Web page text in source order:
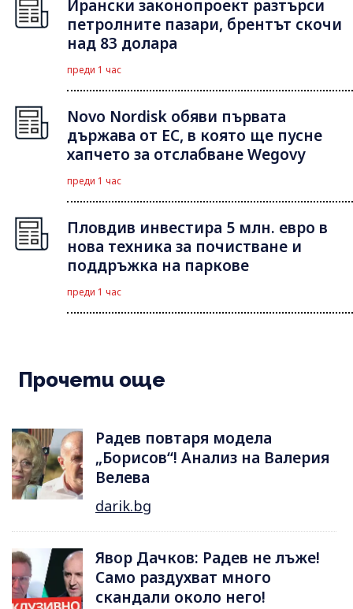
Ирански законопроект разтърси
петролните пазари, брентът скочи
над 83 долара
преди 1 час
Novo Nordisk обяви първата
държава от ЕС, в която ще пусне
хапчето за отслабване Wegovy
преди 1 час
Пловдив инвестира 5 млн. евро в
нова техника за почистване и
поддръжка на паркове
преди 1 час
Прочети още
Радев повтаря модела
„Борисов“! Анализ на Валерия
Велева
darik.bg
Явор Дачков: Радев не лъже!
Само раздухват много
скандали около него!